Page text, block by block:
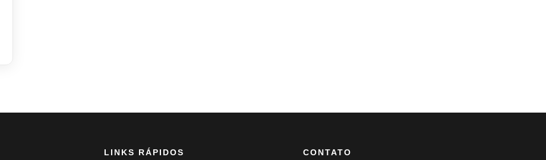
LINKS RÁPIDOS CONTATO